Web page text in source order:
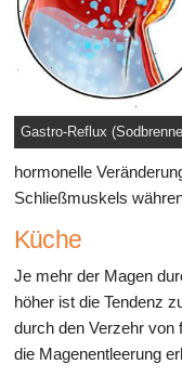
Gastro-Reflux
hormonelle
Schließmuskels
Küche
Je mehr der Magen
höher ist die Tendenz
durch den Verzehr von
die Magenentleerung